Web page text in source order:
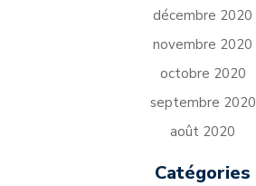
décembre 2020
novembre 2020
octobre 2020
septembre 2020
août 2020
Catégories